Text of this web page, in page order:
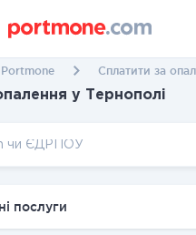
Сплатити за
у Тернополі
послуги